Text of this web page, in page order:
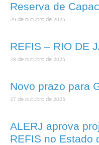
Reserva de
29 de outubro de 2025
REFIS – RIO DE
28 de outubro de 2025
Novo prazo para
27 de outubro de 2025
ALERJ aprova
REFIS no Estado